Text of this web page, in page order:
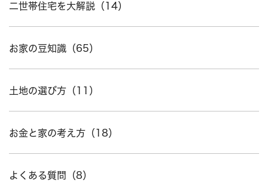
二世帯住宅を大解説（14）
お家の豆知識（65）
土地の選び方（11）
お金と家の考え方（18）
よくある質問（8）